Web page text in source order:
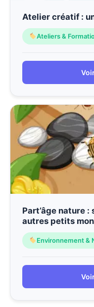
Atelier créatif :
Ateliers &
Part’âge nature
autres petits
Environnement &